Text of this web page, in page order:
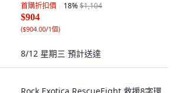
首購折扣價 18%$1,104
$904
($904.00/1個)
8/12 星期三 預計送達